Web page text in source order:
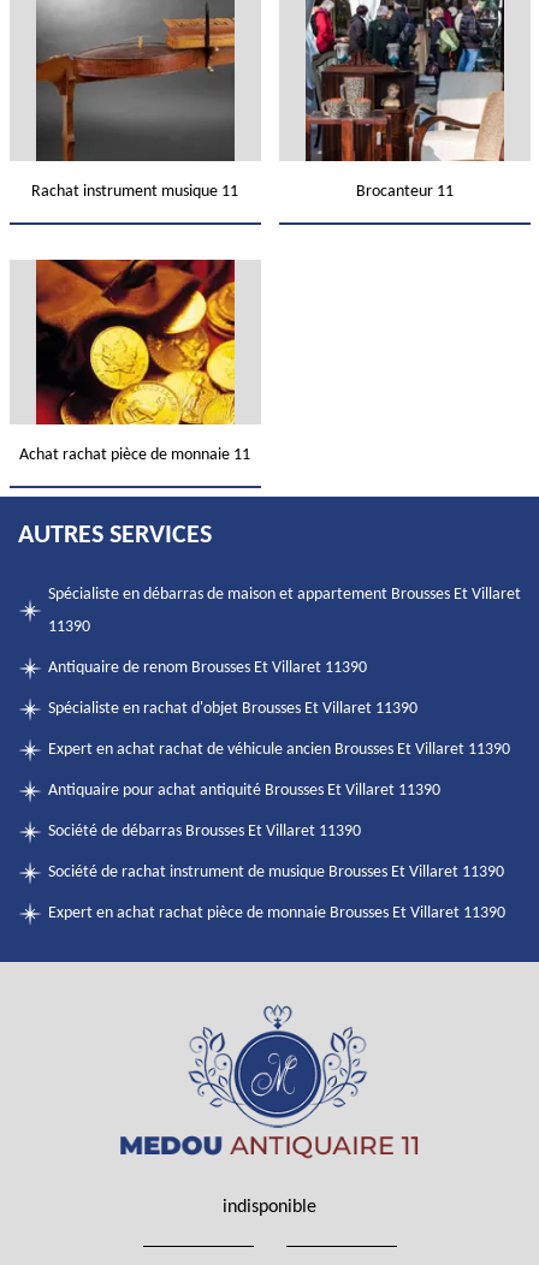
Rachat instrument musique 11 Brocanteur 11
Achat rachat pièce de monnaie 11
AUTRES SERVICES
Spécialiste en débarras de maison et appartement Brousses Et Villaret
11390
Antiquaire de renom Brousses Et Villaret 11390
Spécialiste en rachat d'objet Brousses Et Villaret 11390
Expert en achat rachat de véhicule ancien Brousses Et Villaret 11390
Antiquaire pour achat antiquité Brousses Et Villaret 11390
Société de débarras Brousses Et Villaret 11390
Société de rachat instrument de musique Brousses Et Villaret 11390
Expert en achat rachat pièce de monnaie Brousses Et Villaret 11390
indisponible